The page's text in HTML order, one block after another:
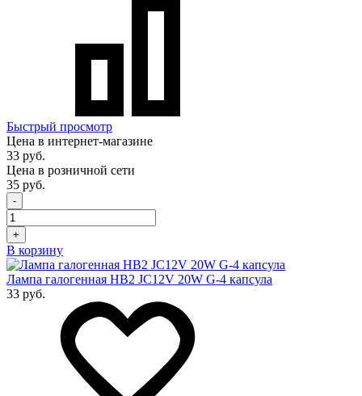
Быстрый просмотр
Цена в интернет-магазине
33 руб.
Цена в розничной сети
35 руб.
-
+
В корзину
Лампа галогенная HB2 JC12V 20W G-4 капсула
33 руб.